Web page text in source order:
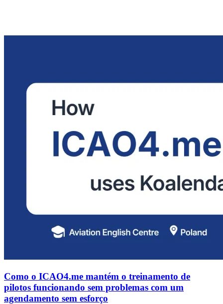
Como o ICAO4.me mantém o treinamento de
pilotos funcionando sem problemas com um
agendamento sem esforço